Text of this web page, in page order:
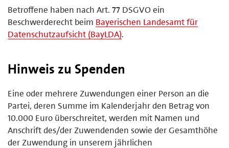
Betroffene haben nach Art. 77 DSGVO ein
Beschwerderecht beim Bayerischen Landesamt für
Datenschutzaufsicht (BayLDA).
Hinweis zu Spenden
Eine oder mehrere Zuwendungen einer Person an die
Partei, deren Summe im Kalenderjahr den Betrag von
10.000 Euro überschreitet, werden mit Namen und
Anschrift des/der Zuwendenden sowie der Gesamthöhe
der Zuwendung in unserem jährlichen